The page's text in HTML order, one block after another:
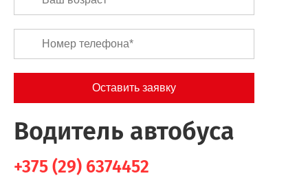
Водитель автобуса
+375 (29) 6374452